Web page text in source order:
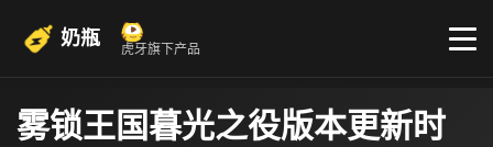
奶瓶 虎牙旗下产品
雾锁王国暮光之役版本更新时